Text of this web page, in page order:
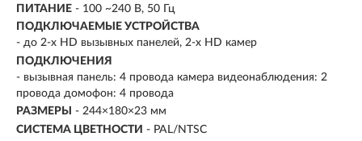
ПИТАНИЕ - 100 ~240 В, 50 Гц
ПОДКЛЮЧАЕМЫЕ УСТРОЙСТВА
- до 2-х HD вызывных панелей, 2-х HD камер
ПОДКЛЮЧЕНИЯ
- вызывная панель: 4 провода камера видеонаблюдения: 2
провода домофон: 4 провода
РАЗМЕРЫ
- 244×180×23 мм
СИСТЕМА ЦВЕТНОСТИ - PAL/NTSC